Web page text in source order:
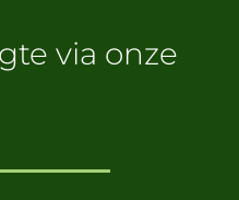
via onze